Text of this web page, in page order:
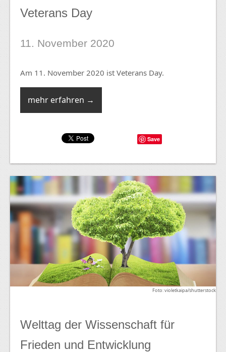
Veterans Day
11. November 2020
Am 11. November 2020 ist Veterans Day.
mehr erfahren →
Save
Foto: violetkaipa/shutterstock
Welttag der Wissenschaft für
Frieden und Entwicklung